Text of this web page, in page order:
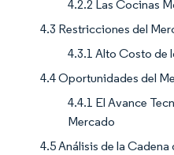
4.2.2 Las Cocinas
4.3 Restricciones del
4.3.1 Alto Costo de
4.4 Oportunidades del
4.4.1 El Avance
Mercado
4.5 Análisis de la